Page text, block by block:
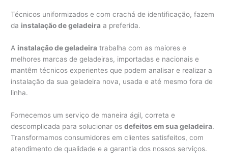
Técnicos uniformizados e com crachá de identificação, fazem
da instalação de geladeira a preferida.
A instalação de geladeira trabalha com as maiores e
melhores marcas de geladeiras, importadas e nacionais e
mantêm técnicos experientes que podem analisar e realizar a
instalação da sua geladeira nova, usada e até mesmo fora de
linha.
Fornecemos um serviço de maneira ágil, correta e
descomplicada para solucionar osdefeitos em sua geladeira.
Transformamos consumidores em clientes satisfeitos, com
atendimento de qualidade e a garantia dos nossos serviços.